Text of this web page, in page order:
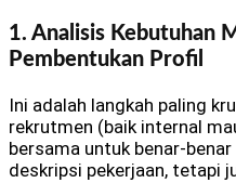
1. Analisis Kebutuhan
Pembentukan Profil
Ini adalah langkah paling
rekrutmen (baik internal
bersama untuk benar-
deskripsi pekerjaan, tetapi